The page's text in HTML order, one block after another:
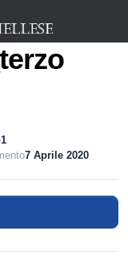
1
7 Aprile 2020